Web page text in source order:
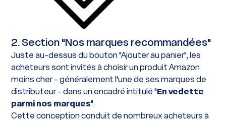
2. Section "Nos marques recommandées"
Juste au-dessus du bouton "Ajouter au panier", les
acheteurs sont invités à choisir un produit Amazon
moins cher - généralement l'une de ses marques de
distributeur - dans un encadré intitulé "En vedette
parmi nos marques".
Cette conception conduit de nombreux acheteurs à